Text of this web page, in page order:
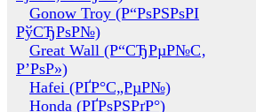
Gonow Troy (Р“РѕРЅРѕРІ
РўСЂРѕР№)
Great Wall (Р“СЂРµР№С‚
Р’РѕР»)
Hafei (РҐР°С„РµР№)
Honda (РҐРѕРЅРґР°)